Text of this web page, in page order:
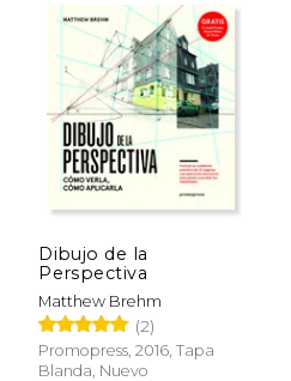
Dibujo de la
Perspectiva
Matthew Brehm
(2)
Promopress, 2016, Tapa
Blanda, Nuevo